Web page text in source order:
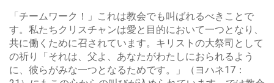
「チームワーク！」これは教会でも叫ばれるべきことで
す。私たちクリスチャンは愛と目的において一つとなり、
共に働くために召されています。キリストの大祭司として
の祈り「それは、父よ、あなたがわたしにおられるよう
に、彼らがみな一つとなるためです。」（ヨハネ17：